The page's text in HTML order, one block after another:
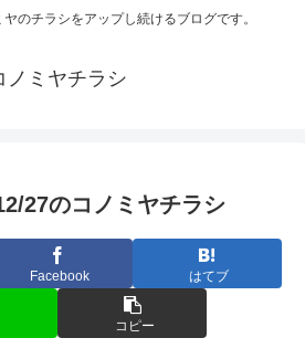
のチラシをアップし続けるブログです。
ノミヤチラシ
27のコノミヤチラシ
Facebook はてブ
コピー